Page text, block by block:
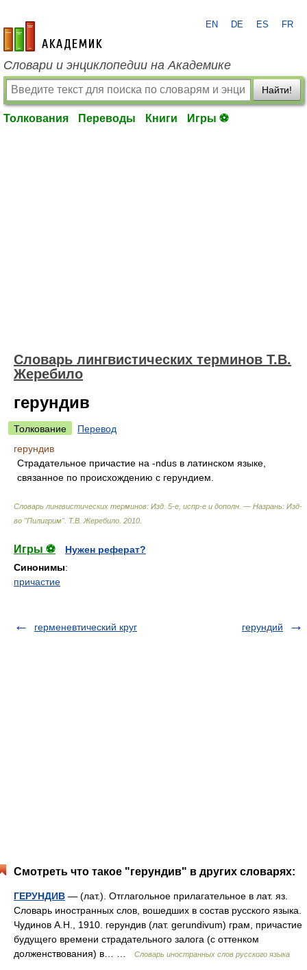
academic.ru
EN DE ES FR
Словари и энциклопедии на Академике
Найти!
Толкования Переводы Книги Игры ⚽
Словарь лингвистических терминов Т.В.
Жеребило
герундив
Толкование
Перевод
герундив
Страдательное причастие на -ndus в латинском языке,
связанное по происхождению с герундием.
Словарь лингвистических терминов: Изд. 5-е, испр-е и дополн. — Назрань: Изд-
во "Пилигрим". Т.В. Жеребило 2010
Игры ⚽
Нужен реферат?
Синонимы:
причастие
герменевтический круг герундий
Смотреть что такое "герундив" в других словарях:
ГЕРУНДИВ — (лат.). Отглагольное прилагательное в лат. яз.
Словарь иностранных слов, вошедших в состав русского языка.
Чудинов А.Н., 1910. герундив (лат. gerundivum) грам, причастие
будущего времени страдательного залога (с оттенком
долженствования) в… …
Словарь иностранных слов русского языка